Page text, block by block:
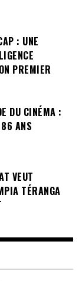
: UNE
PREMIER
DU CINÉMA :
ANS
VEUT
TÉRANGA